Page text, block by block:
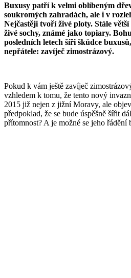
Buxusy patří k velmi oblíbeným
soukromých zahradách, ale i v
Nejčastěji tvoří živé ploty. Stále větší
živé sochy, známé jako topiary.
posledních letech šíři škůdce
nepřátele: zavíječ zimostrázový.
Pokud k vám ještě zavíječ
vzhledem k tomu, že tento nový
2015 již nejen z jižní Moravy, ale
předpoklad, že se bude úspěšně šířit
přítomnost? A je možné se jeho řádění